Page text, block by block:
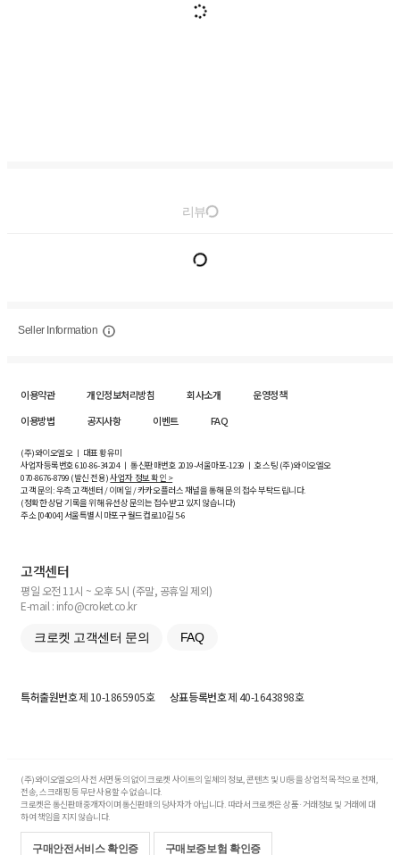
리뷰
Seller Information
이용약관 개인정보처리방침 회사소개
운영정책
이용방법
공지사항 이벤트 FAQ
(주)와이오엘오 ㅣ 대표 황유미
사업자등록번호610-86-34204ㅣ 통신판매번호 2019-서울마포-1239 ㅣ 호스팅 (주)와이오엘오
070-8676-8799 (발신 전용)사업자 정보 확인 >
고객 문의: 우측 고객센터 / 이메일 / 카카오플러스 채널을 통해 문의 접수 부탁드립니다.
(정확한 상담 기록을 위해 유선상 문의는 접수받고 있지 않습니다)
주소 [04004] 서울특별시 마포구 월드컵로10길5-6
고객센터
평일 오전 11시 ~ 오후 5시 (주말, 공휴일 제외)
E-mail : info@croket.co.kr
크로켓 고객센터 문의 FAQ
특허출원번호제 10-1865905호 상표등록번호제 40-1643898호
(주)와이오엘오의 사전 서면 동의 없이 크로켓 사이트의 일체의 정보, 콘텐츠 및 UI등을 상업적 목적으로 전재,
전송, 스크래핑 등 무단 사용할 수 없습니다.
크로켓은 통신판매중개자이며 통신판매의 당사자가 아닙니다. 따라서 크로켓은 상품·거래정보 및 거래에 대
하여 책임을 지지 않습니다.
구매안전서비스 확인증 구매보증보험 확인증